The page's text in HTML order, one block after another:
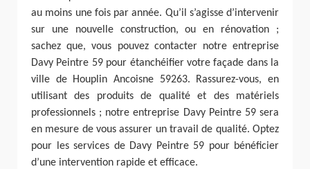
au moins une fois par année. Qu’il s’agisse d’intervenir
sur une nouvelle construction, ou en rénovation ;
sachez que, vous pouvez contacter notre entreprise
Davy Peintre 59 pour étanchéifier votre façade dans la
ville de Houplin Ancoisne 59263. Rassurez-vous, en
utilisant des produits de qualité et des matériels
professionnels ; notre entreprise Davy Peintre 59 sera
en mesure de vous assurer un travail de qualité. Optez
pour les services de Davy Peintre 59 pour bénéficier
d’une intervention rapide et efficace.